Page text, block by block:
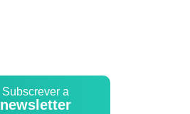
Subscrever a
newsletter